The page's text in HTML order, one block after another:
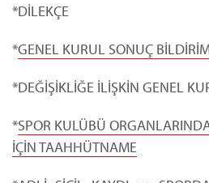
*DİLEKÇE
*GENEL KURUL SONUÇ
*DEĞİŞİKLİĞE İLİŞKİN GENEL
*SPOR KULÜBÜ
İÇİN TAAHHÜTNAME